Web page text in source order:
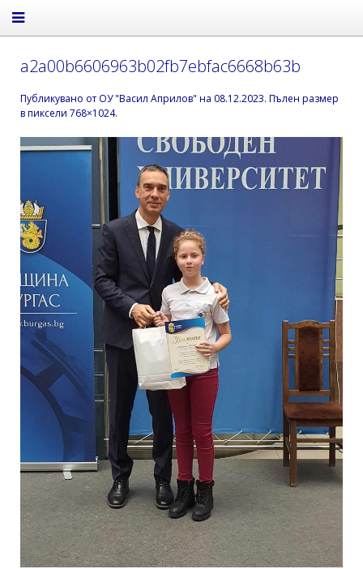
a2a00b6606963b02fb7ebfac6668b63b
Публикувано от ОУ "Васил Априлов" на 08.12.2023. Пълен размер
в пиксели 768×1024.